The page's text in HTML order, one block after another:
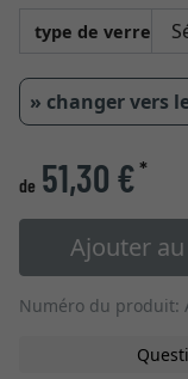
type de verre
» changer vers
de 51,30 €*
Ajouter
Numéro du produit: